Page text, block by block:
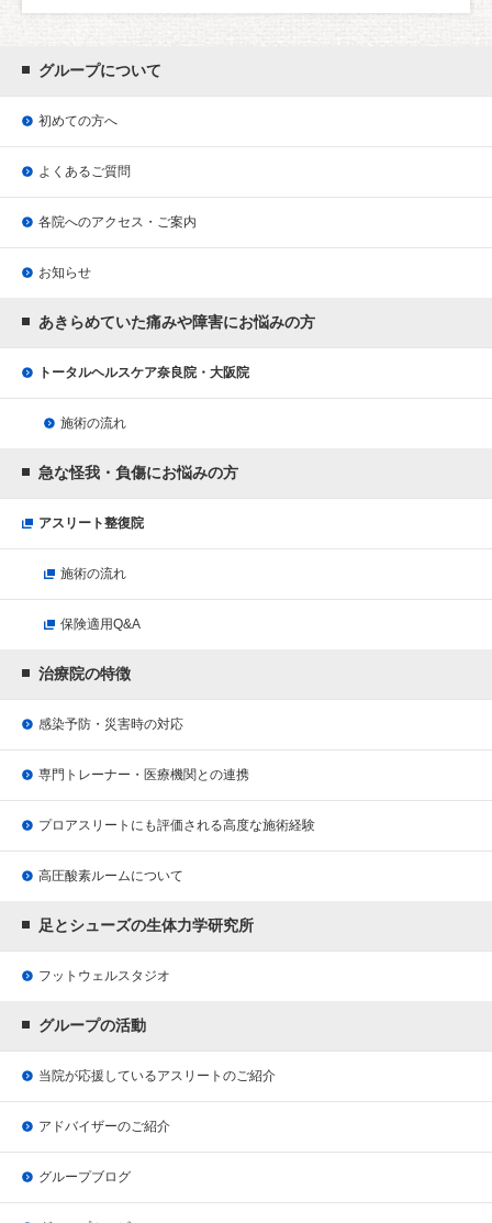
グループについて
初めての方へ
よくあるご質問
各院へのアクセス・ご案内
お知らせ
あきらめていた痛みや障害にお悩みの方
トータルヘルスケア奈良院・大阪院
施術の流れ
急な怪我・負傷にお悩みの方
アスリート整復院
施術の流れ
保険適用Q&A
治療院の特徴
感染予防・災害時の対応
専門トレーナー・医療機関との連携
プロアスリートにも評価される高度な施術経験
高圧酸素ルームについて
足とシューズの生体力学研究所
フットウェルスタジオ
グループの活動
当院が応援しているアスリートのご紹介
アドバイザーのご紹介
グループブログ